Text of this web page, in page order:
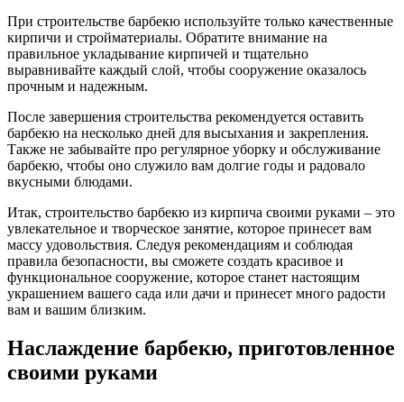
При строительстве барбекю используйте только качественные
кирпичи и стройматериалы. Обратите внимание на
правильное укладывание кирпичей и тщательно
выравнивайте каждый слой, чтобы сооружение оказалось
прочным и надежным.
После завершения строительства рекомендуется оставить
барбекю на несколько дней для высыхания и закрепления.
Также не забывайте про регулярное уборку и обслуживание
барбекю, чтобы оно служило вам долгие годы и радовало
вкусными блюдами.
Итак, строительство барбекю из кирпича своими руками – это
увлекательное и творческое занятие, которое принесет вам
массу удовольствия. Следуя рекомендациям и соблюдая
правила безопасности, вы сможете создать красивое и
функциональное сооружение, которое станет настоящим
украшением вашего сада или дачи и принесет много радости
вам и вашим близким.
Наслаждение барбекю, приготовленное
своими руками